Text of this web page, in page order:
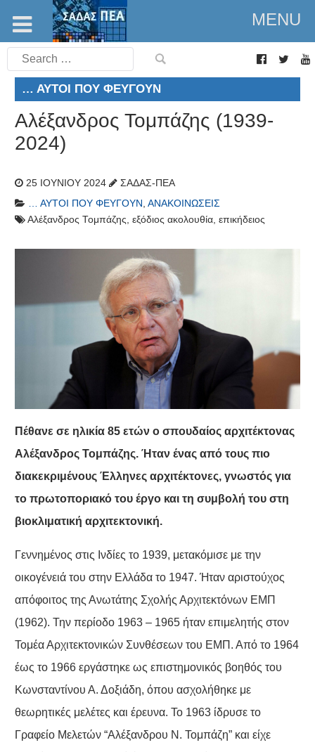
MENU
Search
for:
… ΑΥΤΟΊ ΠΟΥ ΦΕΎΓΟΥΝ
Αλέξανδρος Τομπάζης (1939-
2024)
25 ΙΟΥΝΊΟΥ 2024
ΣΑΔΑΣ-ΠΕΑ
… ΑΥΤΟΊ ΠΟΥ ΦΕΎΓΟΥΝ , ΑΝΑΚΟΙΝΏΣΕΙΣ
Αλέξανδρος Τομπάζης, εξόδιος ακολουθία, επικήδειος
Πέθανε σε ηλικία 85 ετών ο σπουδαίος αρχιτέκτονας
Αλέξανδρος Τομπάζης. Ήταν ένας από τους πιο
διακεκριμένους Έλληνες αρχιτέκτονες, γνωστός για
το πρωτοποριακό του έργο και τη συμβολή του στη
βιοκλιματική αρχιτεκτονική.
Γεννημένος στις Ινδίες το 1939, μετακόμισε με την
οικογένειά του στην Ελλάδα το 1947. Ήταν αριστούχος
απόφοιτος της Ανωτάτης Σχολής Αρχιτεκτόνων ΕΜΠ
(1962). Την περίοδο 1963 – 1965 ήταν επιμελητής στον
Τομέα Αρχιτεκτονικών Συνθέσεων του ΕΜΠ. Από το 1964
έως το 1966 εργάστηκε ως επιστημονικός βοηθός του
Κωνσταντίνου Α. Δοξιάδη, όπου ασχολήθηκε με
θεωρητικές μελέτες και έρευνα. Το 1963 ίδρυσε το
Γραφείο Μελετών “Αλέξανδρου Ν. Τομπάζη” και είχε